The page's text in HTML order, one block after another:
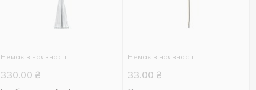
Немає в наявності
330.00 ₴
Немає в наявності
33.00 ₴